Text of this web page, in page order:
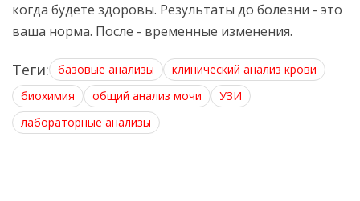
когда будете здоровы. Результаты до болезни - это
ваша норма. После - временные изменения.
Теги: базовые анализы
клинический анализ крови
биохимия
общий анализ мочи
УЗИ
лабораторные анализы